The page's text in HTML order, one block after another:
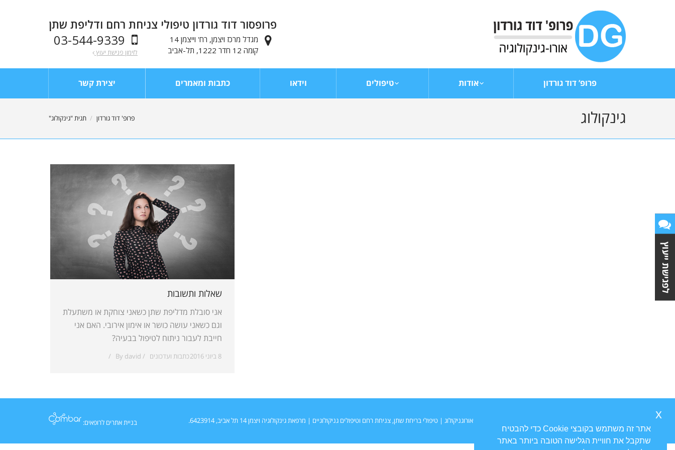
פרופסור דוד גורדון טיפולי צניחת רחם ודליפת שתן
מגדל מרכז ויצמן, רח' וייצמן 14
קומה 12 חדר 1222, תל-אביב
03-544-9339
לזימון פגישת יעוץ
פרופ’ דוד גורדון אודות טיפולים וידאו כתבות ומאמרים יצירת קשר
גינקולוג פרופ' דוד גורדון תגית "גינקולוג"
שאלות ותשובות
אני סובלת מדליפת שתן כשאני צוחקת או משתעלת
וגם כשאני עושה כושר או אימון אירובי. האם אני
חייבת לעבור ניתוח לטיפול בבעיה?
8 ביוני 2016 כתבות ועדכונים By david
אורוגניקולוג | טיפולי בריחת שתן, צניחת רחם וטיפולים גניקולוגיים | מרפאת גינקולוגיה ויצמן 14 תל אביב, 6423914. בניית אתרים לרופאים:
לפגישת ייעוץ
אתר זה משתמש בקובצי Cookie כדי להבטיח
שתקבל את חוויית הגלישה הטובה ביותר באתר
x